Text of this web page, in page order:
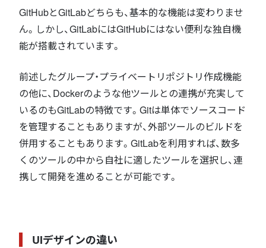
GitHubとGitLabどちらも、基本的な機能は変わりませ
ん。しかし、GitLabにはGitHubにはない便利な独自機
能が搭載されています。
前述したグループ・プライベートリポジトリ作成機能
の他に、Dockerのような他ツールとの連携が充実して
いるのもGitLabの特徴です。Gitは単体でソースコード
を管理することもありますが、外部ツールのビルドを
併用することもあります。GitLabを利用すれば、数多
くのツールの中から自社に適したツールを選択し、連
携して開発を進めることが可能です。
UIデザインの違い